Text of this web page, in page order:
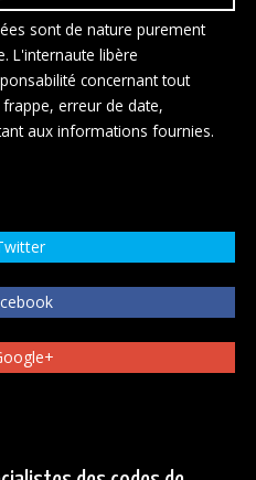
sont de nature purement
L'internaute libère
concernant tout
erreur de date,
aux informations fournies.